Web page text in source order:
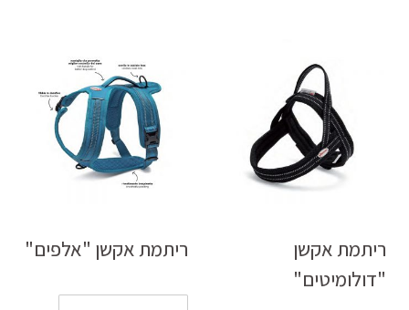
ריתמת אקשן
"דולומיטים"
ריתמת אקשן "אלפים"